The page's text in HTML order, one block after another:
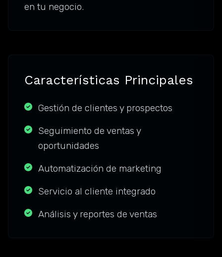
en tu negocio.
Características Principales
Gestión de clientes y prospectos
Seguimiento de ventas y
oportunidades
Automatización de marketing
Servicio al cliente integrado
Análisis y reportes de ventas